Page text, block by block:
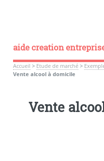
aide creation
Accueil > Etude de marché>
Vente alcool à domicile
Vente